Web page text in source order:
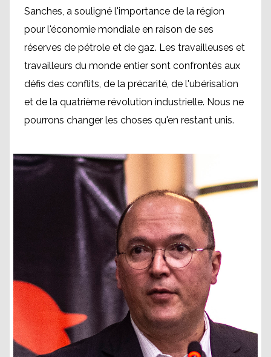
Sanches, a souligné l'importance de la région
pour l'économie mondiale en raison de ses
réserves de pétrole et de gaz. Les travailleuses et
travailleurs du monde entier sont confrontés aux
défis des conflits, de la précarité, de l'ubérisation
et de la quatrième révolution industrielle. Nous ne
pourrons changer les choses qu'en restant unis.